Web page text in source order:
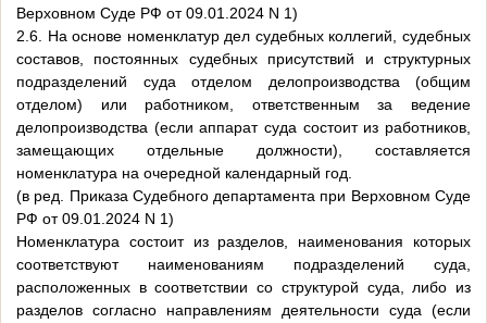
Верховном Суде РФ от 09.01.2024 N 1)
2.6. На основе номенклатур дел судебных коллегий, судебных
составов, постоянных судебных присутствий и структурных
подразделений суда отделом делопроизводства (общим
отделом) или работником, ответственным за ведение
делопроизводства (если аппарат суда состоит из работников,
замещающих отдельные должности), составляется
номенклатура на очередной календарный год.
(в ред. Приказа Судебного департамента при Верховном Суде
РФ от 09.01.2024 N 1)
Номенклатура состоит из разделов, наименования которых
соответствуют наименованиям подразделений суда,
расположенных в соответствии со структурой суда, либо из
разделов согласно направлениям деятельности суда (если